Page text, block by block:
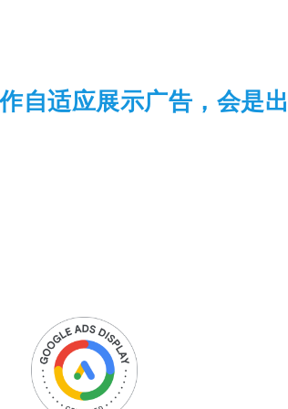
自适应展示广告，会是